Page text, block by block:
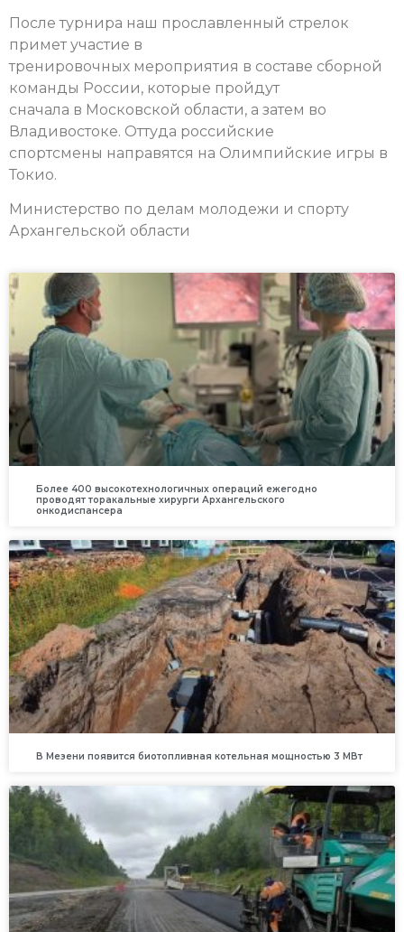
После турнира наш прославленный стрелок
примет участие в
тренировочных мероприятия в составе сборной
команды России, которые пройдут
сначала в Московской области, а затем во
Владивостоке. Оттуда российские
спортсмены направятся на Олимпийские игры в
Токио.
Министерство по делам молодежи и спорту
Архангельской области
Более 400 высокотехнологичных операций ежегодно
проводят торакальные хирурги Архангельского
онкодиспансера
В Мезени появится биотопливная котельная мощностью 3 МВт